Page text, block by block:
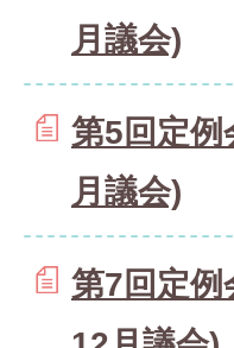
月議会)
第5回定例
月議会)
第7回定例